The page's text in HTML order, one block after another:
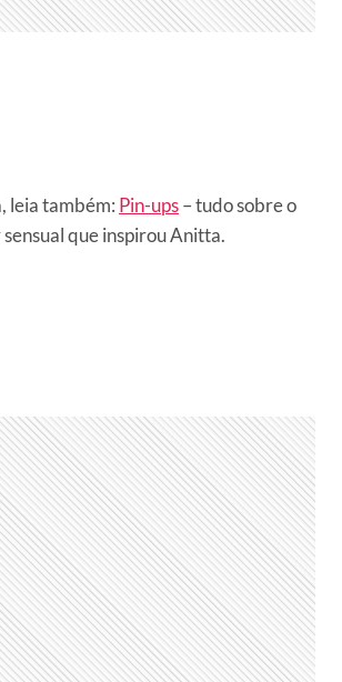
leia também: Pin-ups– tudo sobre o
que inspirou Anitta.